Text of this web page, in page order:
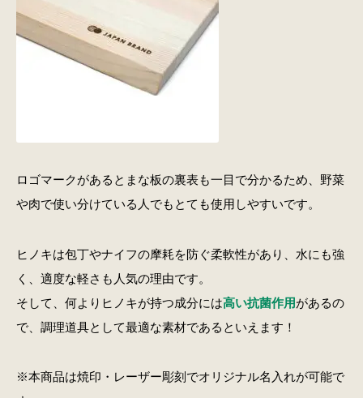
ロゴマークがあるとまな板の裏表も一目で分かるため、野菜
や肉で使い分けている人でもとても使用しやすいです。
ヒノキは包丁やナイフの摩耗を防ぐ柔軟性があり、水にも強
く、適度な軽さも人気の理由です。
そして、何よりヒノキが持つ成分には高い抗菌作用があるの
で、調理道具として最適な素材であるといえます！
※本商品は焼印・レーザー彫刻でオリジナル名入れが可能で